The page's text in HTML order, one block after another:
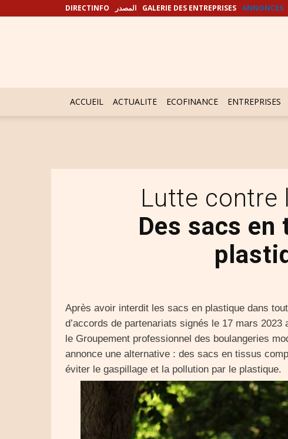
DIRECTINFO المصدر GALERIE DES ENTREPRISES ANNONCES
ACCUEIL ACTUALITE ECOFINANCE ENTREPRISES
Lutte contre
Des sacs
Après avoir interdit les sacs en plastique dans
d’accords de partenariats signés le 17 mars
le Groupement professionnel des boulangeries
annonce une alternative : des sacs en tissus
éviter le gaspillage et la pollution par le plastique.